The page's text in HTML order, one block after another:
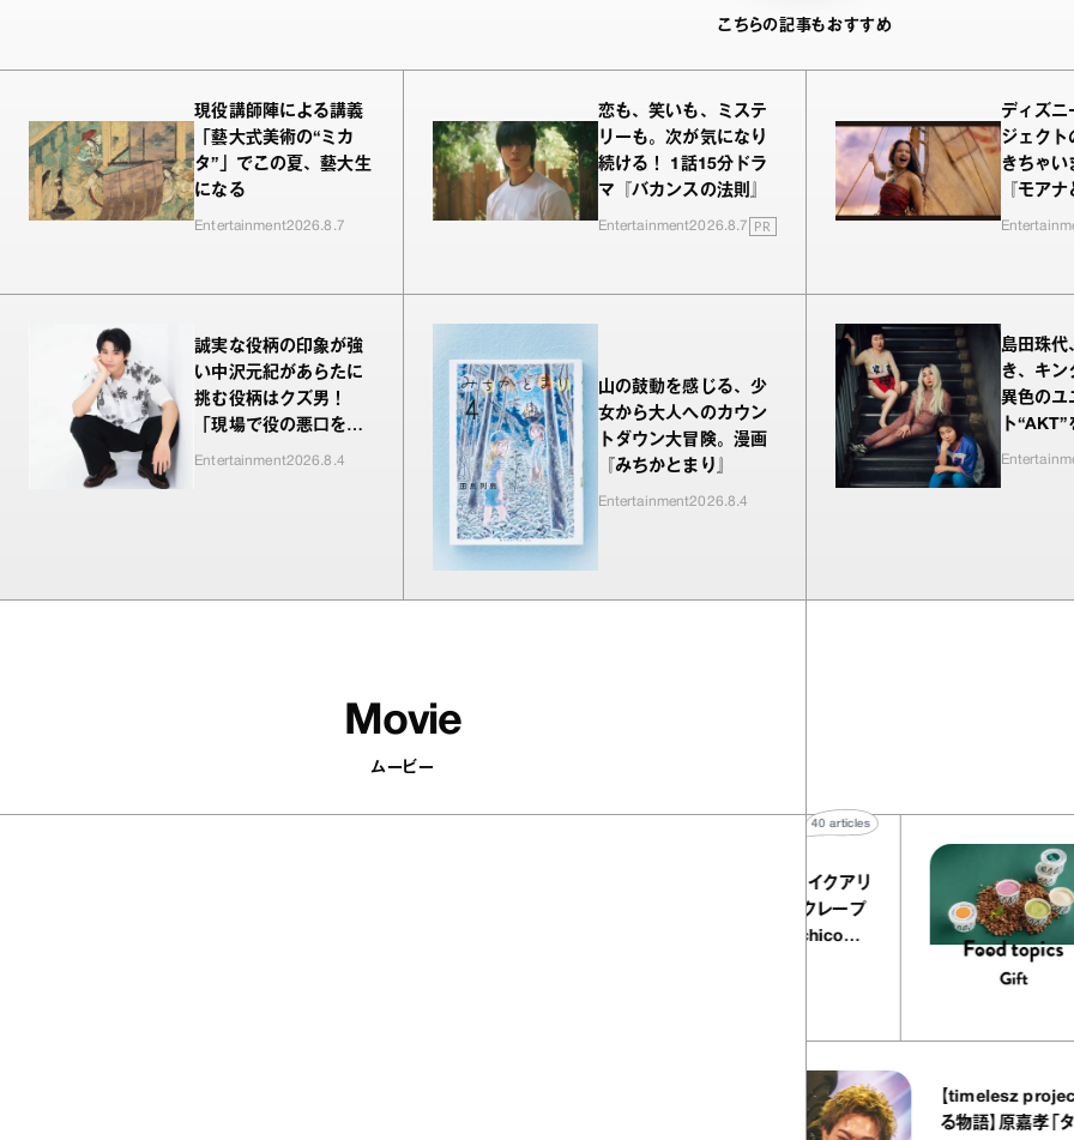
こちらの記事もおすすめ
現役講師陣による講義
「藝大式美術の“ミカ
タ”」でこの夏、藝大生
になる
Entertainment2026.8.7
恋も、笑いも、ミステ
リーも。次が気になり
続ける！ 1話15分ドラ
マ『バカンスの法則』
Entertainment2026.8.7 PR
ディズニ
ジェクト
きちゃい
『モア
誠実な役柄の印象が強
い中沢元紀があらたに
挑む役柄はクズ男！
「現場で役の悪口を言
われるのが新鮮でした
Entertainment2026.8.4
山の鼓動を感じる、少
女から大人へのカウン
トダウン大冒険。漫画
『みちかとまり』
Entertainment2026.8.4
島田珠代
き、キン
異色のユ
ト
Movie
ムービー
『EQUALLY atelier NOLE（イクアリ
ー アトリエ ノーレ）』のミルクレープ
キャラメルバニーユほか｜chico
40
【timelesz project ＃ここ
る物語】原嘉孝「タイプロ